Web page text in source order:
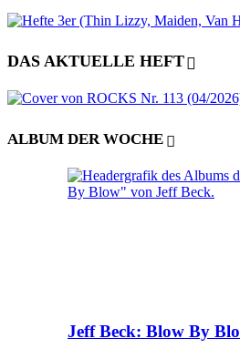
DAS AKTUELLE HEFT
ALBUM DER WOCHE
Jeff Beck: Blow By